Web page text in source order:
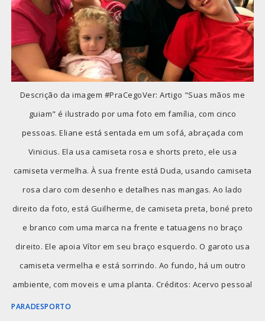
Descrição da imagem #PraCegoVer: Artigo "Suas mãos me
guiam" é ilustrado por uma foto em família, com cinco
pessoas. Eliane está sentada em um sofá, abraçada com
Vinicius. Ela usa camiseta rosa e shorts preto, ele usa
camiseta vermelha. À sua frente está Duda, usando camiseta
rosa claro com desenho e detalhes nas mangas. Ao lado
direito da foto, está Guilherme, de camiseta preta, boné preto
e branco com uma marca na frente e tatuagens no braço
direito. Ele apoia Vítor em seu braço esquerdo. O garoto usa
camiseta vermelha e está sorrindo. Ao fundo, há um outro
ambiente, com moveis e uma planta. Créditos: Acervo pessoal
PARADESPORTO